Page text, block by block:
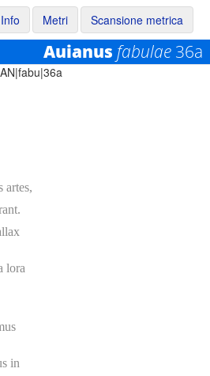
Info Metri Scansione metrica
Auianus fabulae 36a
artes,
lora
in